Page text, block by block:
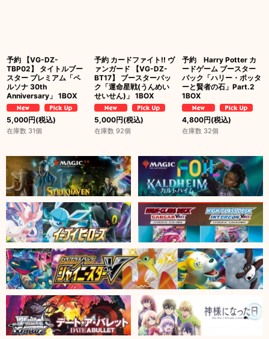
予約 【VG-DZ-
TBP02】 タイトルブー
スター プレミアム「ペ
ルソナ 30th
Anniversary」 1BOX
5,000円(税込)
在庫数 31個
予約 カードファイト!! ヴ
ァンガード 【VG-DZ-
BT17】 ブースターパッ
ク「運命星戦(うんめい
せいせん)」 1BOX
5,000円(税込)
在庫数 92個
予約 Harry Potter カ
ードゲーム ブースター
パック「ハリー・ポッタ
ーと賢者の石」Part.2
1BOX
4,800円(税込)
在庫数 32個